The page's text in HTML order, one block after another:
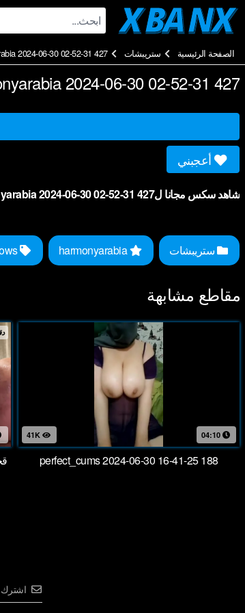
Skip
الصفحة الرئيسية ستريبشات 2024-06-30 02-52-31 427
2024-06-30 02-52-31 427
أعجبني
شاهد سكس مجانا لharmonyarabia 2024-06-30 02-52-31 427.
ستريبشات harmonyarabia
Free Live Shows
مقاطع مشابهة
41K 04:10
perfect_cums 2024-06-30 16-41-25 188
اشترك